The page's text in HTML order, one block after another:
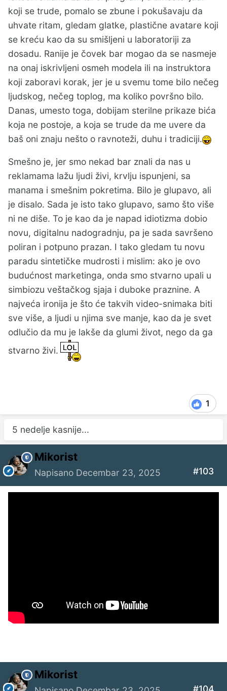
koji se trude, pomalo se zbune i pokušavaju da
uhvate ritam, gledam glatke, plastične avatare koji
se kreću kao da su smišljeni u laboratoriji za
dosadu. Ranije je čovek bar mogao da se nasmeje
na onaj iskrivljeni osmeh modela ili na instruktora
koji zaboravi korak, jer je u svemu tome bilo nečeg
ljudskog, nečeg toplog, ma koliko površno bilo.
Danas, umesto toga, dobijam sterilne prikaze bića
koja ne postoje, a koja se trude da me uvere da
baš oni znaju nešto o ravnoteži, duhu i tradiciji.
Smešno je, jer smo nekad bar znali da nas u
reklamama lažu ljudi živi, krvlju ispunjeni, sa
manama i smešnim pokretima. Bilo je glupavo, ali
je disalo. Sada je isto tako glupavo, samo što više
ni ne diše. To je kao da je napad idiotizma dobio
novu, digitalnu nadogradnju, pa je sada savršeno
poliran i potpuno prazan. I tako gledam tu novu
paradu sintetičke mudrosti i mislim: ako je ovo
budućnost marketinga, onda smo stvarno upali u
simbiozu veštačkog sjaja i duboke praznine. A
najveća ironija je što će takvih video-snimaka biti
sve više, a ljudi u njima sve manje, kao da je svet
odlučio da mu je lakše da glumi život, nego da ga
stvarno živi.
1
5 nedelje kasnije...
Mikorist
Napisano Decembar 23, 2025 #103
Mikorist
#104